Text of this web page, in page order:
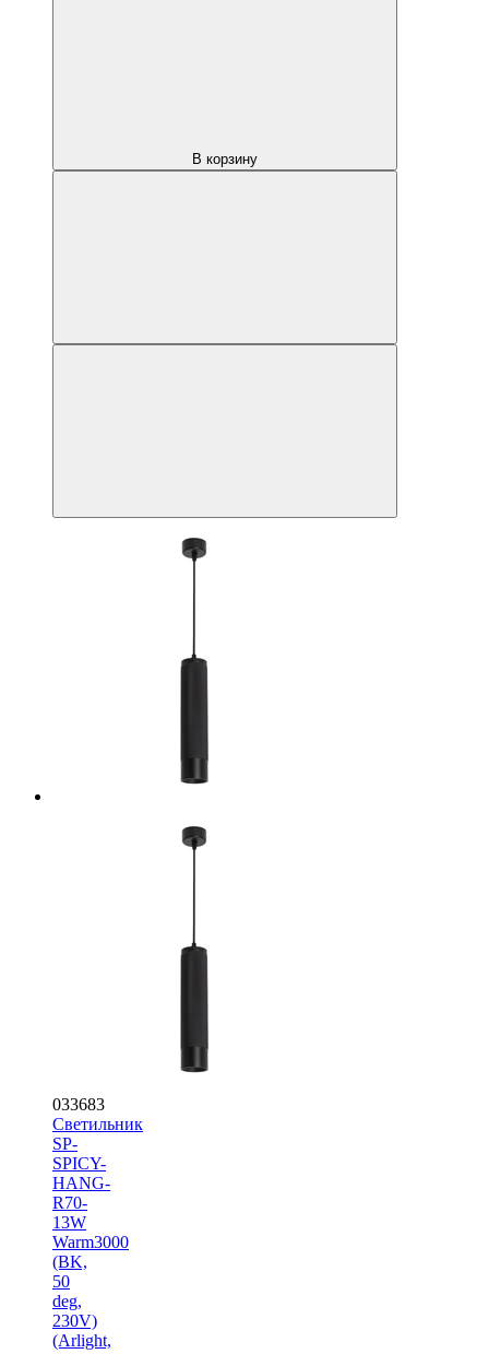
В корзину
033683
Светильник
SP-
SPICY-
HANG-
R70-
13W
Warm3000
(BK,
50
deg,
230V)
(Arlight,